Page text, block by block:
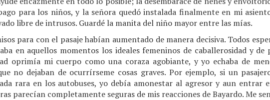
para los niños, y la señora quedó instalada finalmente en mi
libre de intrusos. Guardé la manita del niño mayor entre las mías.
para con el pasaje habían aumentado de manera decisiva. Todos
en aquellos momentos los ideales femeninos de caballerosidad y de
oprimía mi cuerpo como una coraza agobiante, y yo echaba de
no dejaban de ocurrírseme cosas graves. Por ejemplo, si un
rara en los autobuses, yo debía amonestar al agresor y aun entrar
parecían completamente seguras de mis reacciones de Bayardo. Me